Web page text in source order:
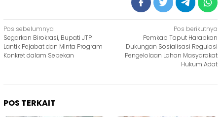
Navigasi
pos
Pos sebelumnya
Segarkan Birokrasi, Bupati JTP
Lantik Pejabat dan Minta Program
Konkret dalam Sepekan
Pos berikutnya
Pemkab Taput Harapkan
Dukungan Sosialisasi Regulasi
Pengelolaan Lahan Masyarakat
Hukum Adat
POS TERKAIT